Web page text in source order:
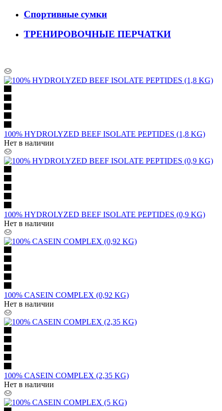
Спортивные сумки
ТРЕНИРОВОЧНЫЕ ПЕРЧАТКИ
100% HYDROLYZED BEEF ISOLATE PEPTIDES (1,8 KG)
Нет в наличии
100% HYDROLYZED BEEF ISOLATE PEPTIDES (0,9 KG)
Нет в наличии
100% CASEIN COMPLEX (0,92 KG)
Нет в наличии
100% CASEIN COMPLEX (2,35 KG)
Нет в наличии